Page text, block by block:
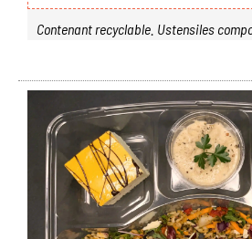
Contenant recyclable. Ustensiles